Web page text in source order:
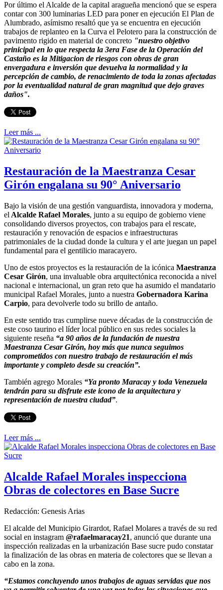
Por último el Alcalde de la capital aragueña mencionó que se espera
contar con 300 luminarias LED para poner en ejecución El Plan de
Alumbrado, asímismo resaltó que ya se encuentra en ejecución
trabajos de replanteo en la Curva el Pelotero para la construcción de
pavimento rigido en material de concreto "nuestro objetivo
prinicipal en lo que respecta la 3era Fase de la Operación del
Castaño es la Mitigacion de riesgos con obras de gran
envergadura e inversión que devuelva la normalidad y la
percepción de cambio, de renacimiento de toda la zonas afectadas
por la eventualidad natural de gran magnitud que dejo graves
daños".
Leer más ...
Restauración de la Maestranza Cesar
Girón engalana su 90° Aniversario
Bajo la visión de una gestión vanguardista, innovadora y moderna,
el Alcalde Rafael Morales, junto a su equipo de gobierno viene
consolidando diversos proyectos, con trabajos para el rescate,
restauración y renovación de espacios e infraestructuras
patrimoniales de la ciudad donde la cultura y el arte juegan un papel
fundamental para el gentilicio maracayero.
Uno de estos proyectos es la restauración de la icónica Maestranza
Cesar Girón, una invaluable obra arquitectónica reconocida a nivel
nacional e internacional, un gran reto que ha asumido el mandatario
municipal Rafael Morales, junto a nuestra Gobernadora Karina
Carpio, para devolverle todo su brillo de antaño.
En este sentido tras cumplirse nueve décadas de la construcción de
este coso taurino el líder local público en sus redes sociales la
siguiente reseña “a 90 años de la fundación de nuestra
Maestranza Cesar Girón, hoy más que nunca seguimos
comprometidos con nuestro trabajo de restauración el más
importante y completo desde su creación”.
También agrego Morales “Ya pronto Maracay y toda Venezuela
tendrán para su disfrute este icono de la arquitectura y
representación de nuestra ciudad”.
Leer más ...
Alcalde Rafael Morales inspecciona
Obras de colectores en Base Sucre
Redacción: Genesis Arias
El alcalde del Municipio Girardot, Rafael Molares a través de su red
social en instagram @rafaelmaracay21, anunció que durante una
inspección realizadas en la urbanización Base sucre pudo constatar
la finalización de las obras en materia de colectores que se llevan a
cabo en la zona.
“Estamos concluyendo unos trabajos de aguas servidas que nos